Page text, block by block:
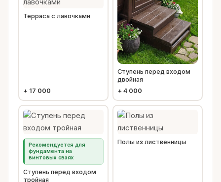
Терраса с лавочками
+ 17 000
Ступень перед входом
двойная
+ 4 000
Рекомендуется для
фундамента на
винтовых сваях
Ступень перед входом
тройная
Полы из лиственницы